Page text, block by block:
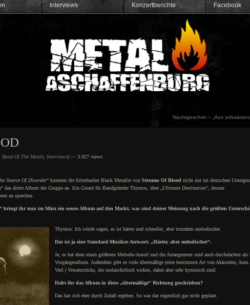
Interviews Konzertberichte Facebook
Nachtgeschrei – „ Aus
Band Of The Month Interviews) — 3.027 views
Source Of Disorder“ konnten die Erlenbacher Black Metaller von Streams Of Blood nicht nur im deutschen
“ das dritte Album der Gruppe an. Ein Grund für Bandgründer Thymos, über „ Ultimate Destination“, dessen
zu sprechen.
“ bringt ihr nun im März ein neues Album auf den Markt, was sind deiner Meinung nach die größten
Thymos: Ich würde sagen, es ist härter und schneller, aber trotzdem melodischer.
Das ist ja eine Standard-Musiker-Antwort: „Härter, aber melodischer“.
Ja, es hat eben einen größeren Melodie-Anteil und die Arrangement sind auch durchdachter als
Vorgängeralbum. Außerdem gibt es viele übermäßige (eine bestimmte Art von Akkorden; Anm.
Verf.) Versatzstücke, die melancholisch wirken, dabei aber sehr hymnisch sind.
Habt ihr das Album in diese „übermäßige“ Richtung geschrieben?
Das hat sich eher durch Zufall ergeben. So war das eigentlich gar nicht geplant.